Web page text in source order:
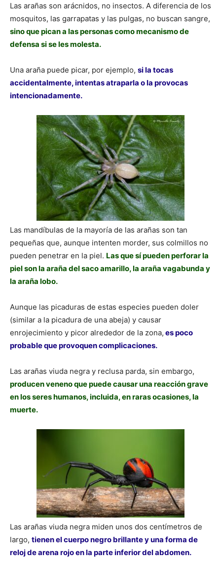
Las arañas son arácnidos, no insectos. A diferencia de los
mosquitos, las garrapatas y las pulgas, no buscan sangre,
sino que pican a las personas como mecanismo de
defensa si se les molesta.
Una araña puede picar, por ejemplo, si la tocas
accidentalmente, intentas atraparla o la provocas
intencionadamente.
Las mandíbulas de la mayoría de las arañas son tan
pequeñas que, aunque intenten morder, sus colmillos no
pueden penetrar en la piel. Las que sí pueden perforar la
piel son la araña del saco amarillo, la araña vagabunda y
la araña lobo.
Aunque las picaduras de estas especies pueden doler
(similar a la picadura de una abeja) y causar
enrojecimiento y picor alrededor de la zona, es poco
probable que provoquen complicaciones.
Las arañas viuda negra y reclusa parda, sin embargo,
producen veneno que puede causar una reacción grave
en los seres humanos, incluida, en raras ocasiones, la
muerte.
Las arañas viuda negra miden unos dos centímetros de
largo, tienen el cuerpo negro brillante y una forma de
reloj de arena rojo en la parte inferior del abdomen.